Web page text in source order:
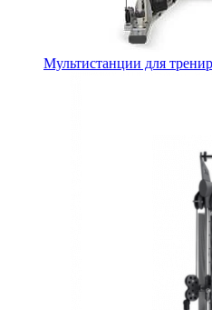
Мультистанции для